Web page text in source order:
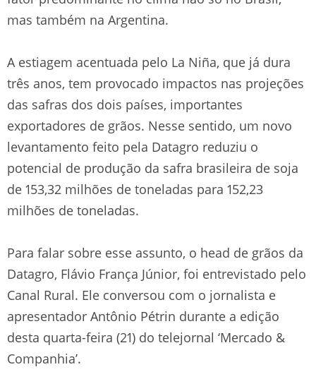
mas também na Argentina.
A estiagem acentuada pelo La Niña, que já dura
três anos, tem provocado impactos nas projeções
das safras dos dois países, importantes
exportadores de grãos. Nesse sentido, um novo
levantamento feito pela Datagro reduziu o
potencial de produção da safra brasileira de soja
de 153,32 milhões de toneladas para 152,23
milhões de toneladas.
Para falar sobre esse assunto, o head de grãos da
Datagro, Flávio França Júnior, foi entrevistado pelo
Canal Rural. Ele conversou com o jornalista e
apresentador Antônio Pétrin durante a edição
desta quarta-feira (21) do telejornal ‘Mercado &
Companhia’.